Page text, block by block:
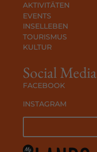
AKTIVITÄTEN
EVENTS
INSELLEBEN
TOURISMUS
KULTUR
Social Media
FACEBOOK
INSTAGRAM